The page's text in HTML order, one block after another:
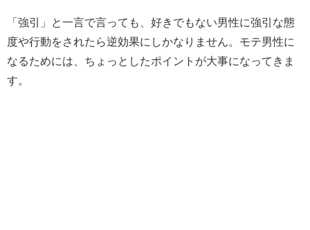
「強引」と一言で言っても、好きでもない男性に強引な態
度や行動をされたら逆効果にしかなりません。モテ男性に
なるためには、ちょっとしたポイントが大事になってきま
す。